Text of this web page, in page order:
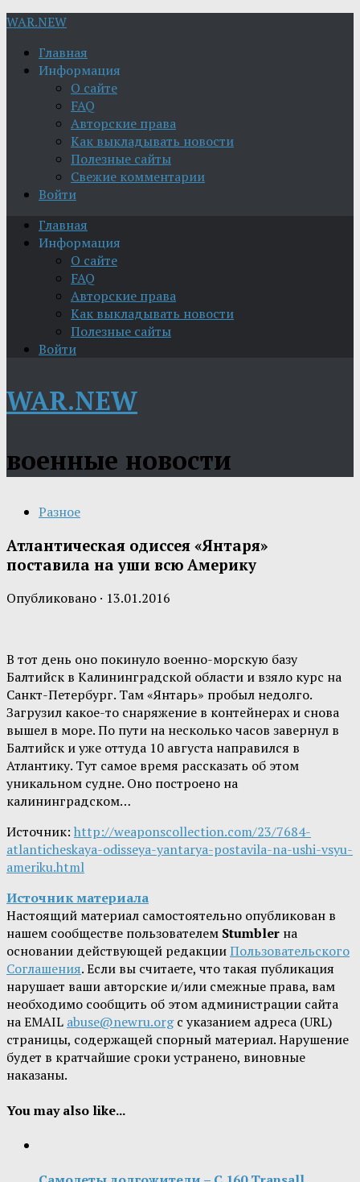
WAR.NEW
Главная
Информация
О сайте
FAQ
Авторские права
Как выкладывать новости
Полезные сайты
Свежие комментарии
Войти
Главная
Информация
О сайте
FAQ
Авторские права
Как выкладывать новости
Полезные сайты
Войти
WAR.NEW
военные новости
Разное
Атлантическая одиссея «Янтаря»
поставила на уши всю Америку
Опубликовано · 13.01.2016
В тот день оно покинуло военно-морскую базу
Балтийск в Калининградской области и взяло курс на
Санкт-Петербург. Там «Янтарь» пробыл недолго.
Загрузил какое-то снаряжение в контейнерах и снова
вышел в море. По пути на несколько часов завернул в
Балтийск и уже оттуда 10 августа направился в
Атлантику. Тут самое время рассказать об этом
уникальном судне. Оно построено на
калининградском…
Источник: http://weaponscollection.com/23/7684-
atlanticheskaya-odisseya-yantarya-postavila-na-ushi-vsyu-
ameriku.html
Источник материала
Настоящий материал самостоятельно опубликован в
нашем сообществе пользователем Stumbler на
основании действующей редакцииПользовательского
Соглашения. Если вы считаете, что такая публикация
нарушает ваши авторские и/или смежные права, вам
необходимо сообщить об этом администрации сайта
на EMAIL abuse@newru.orgс указанием адреса (URL)
страницы, содержащей спорный материал. Нарушение
будет в кратчайшие сроки устранено, виновные
наказаны.
You may also like...